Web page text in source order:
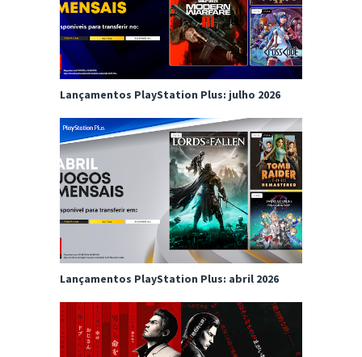
Lançamentos PlayStation Plus: julho 2026
Lançamentos PlayStation Plus: abril 2026